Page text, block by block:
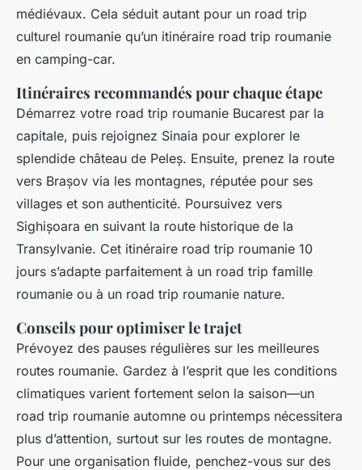
médiévaux. Cela séduit autant pour un road trip
culturel roumanie qu’un itinéraire road trip roumanie
en camping-car.
Itinéraires recommandés pour chaque étape
Démarrez votre road trip roumanie Bucarest par la
capitale, puis rejoignez Sinaia pour explorer le
splendide château de Peleș. Ensuite, prenez la route
vers Brașov via les montagnes, réputée pour ses
villages et son authenticité. Poursuivez vers
Sighișoara en suivant la route historique de la
Transylvanie. Cet itinéraire road trip roumanie 10
jours s’adapte parfaitement à un road trip famille
roumanie ou à un road trip roumanie nature.
Conseils pour optimiser le trajet
Prévoyez des pauses régulières sur les meilleures
routes roumanie. Gardez à l’esprit que les conditions
climatiques varient fortement selon la saison—un
road trip roumanie automne ou printemps nécessitera
plus d’attention, surtout sur les routes de montagne.
Pour une organisation fluide, penchez-vous sur des